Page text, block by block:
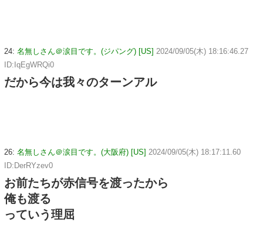
24: 名無しさん＠涙目です。(ジパング) [US] 2024/09/05(木) 18:16:46.27
ID:IqEgWRQi0
だから今は我々のターンアル
26: 名無しさん＠涙目です。(大阪府) [US] 2024/09/05(木) 18:17:11.60
ID:DerRYzev0
お前たちが赤信号を渡ったから
俺も渡る
っていう理屈